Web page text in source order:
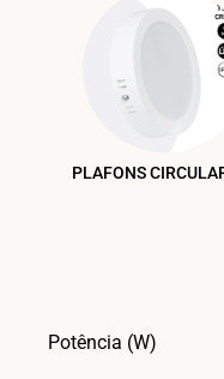
PLAFONS
Potência (W)